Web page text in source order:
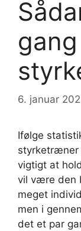
6. januar
Ifølge
styrketræner
vigtigt at
vil være den
meget
men i
det et par